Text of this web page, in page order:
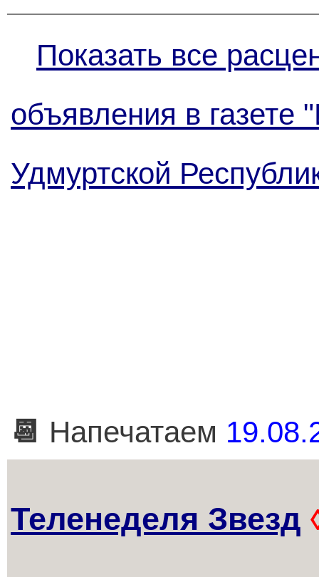
Показать все
объявления в газете
Удмуртской
📆 Напечатаем
Теленеделя Звезд